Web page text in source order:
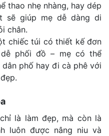
thao nhẹ nhàng, hay dép
sẽ giúp mẹ dễ dàng di
chân.
chiếc túi có thiết kế đơn
phối đồ – mẹ có thể
phố hay đi cà phê với
là làm đẹp, mà còn là
luôn được nâng niu và